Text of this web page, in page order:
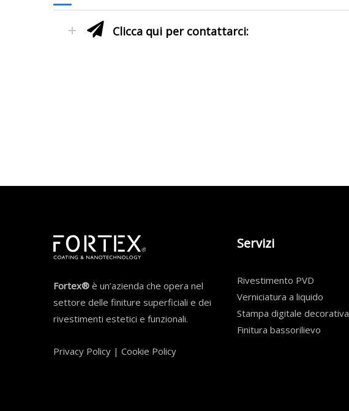
Clicca qui per contattarci:
Fortex® è un’azienda che opera nel
settore delle finiture superficiali e dei
rivestimenti estetici e funzionali.
Privacy Policy | Cookie Policy
Servizi
Rivestimento PVD
Verniciatura a liquido
Stampa digitale decorativa
Finitura bassorilievo